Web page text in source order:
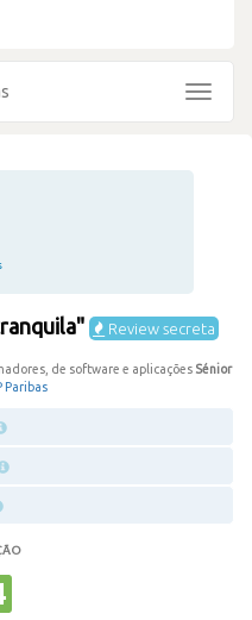
Toggle
Review secreta
de software e aplicações Sénior
Paribas